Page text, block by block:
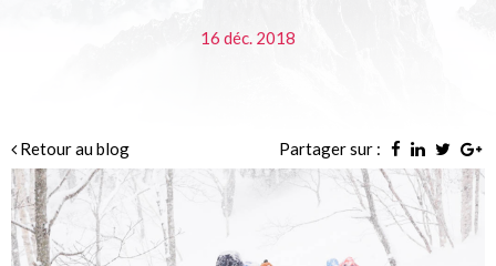
16 déc. 2018
Retour au blog Partager sur :